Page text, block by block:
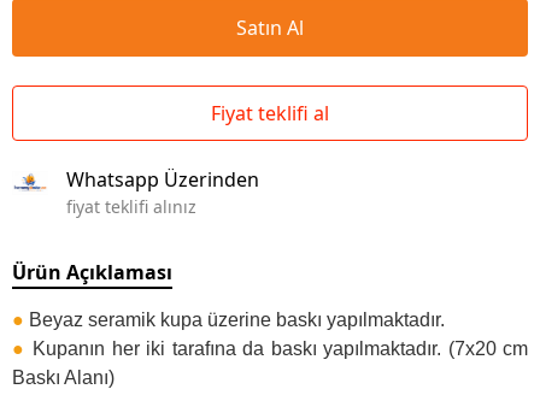
Satın Al
Fiyat teklifi al
Whatsapp Üzerinden
fiyat teklifi alınız
Ürün Açıklaması
● Beyaz seramik kupa üzerine baskı yapılmaktadır.
● Kupanın her iki tarafına da baskı yapılmaktadır. (7x20 cm
Baskı Alanı)